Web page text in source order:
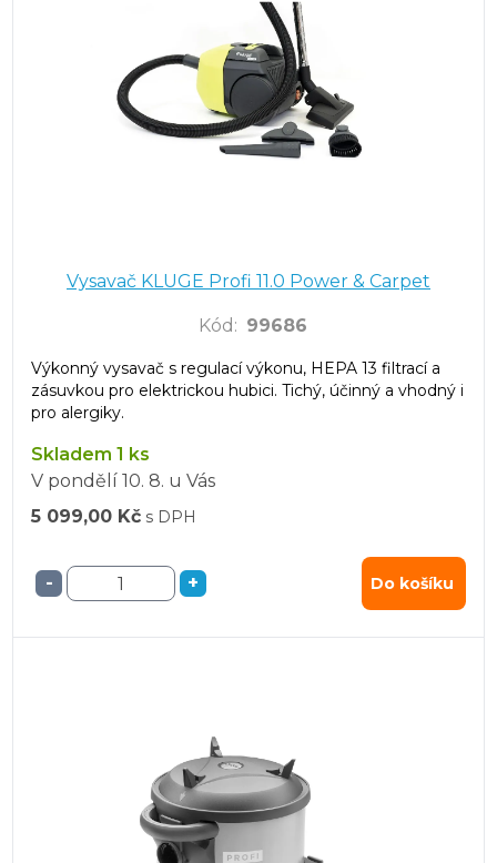
Vysavač KLUGE Profi 11.0 Power & Carpet
Kód : 99686
Výkonný vysavač s regulací výkonu, HEPA 13 filtrací a
zásuvkou pro elektrickou hubici. Tichý, účinný a vhodný i
pro alergiky.
Skladem 1 ks
V pondělí 10. 8. u Vás
5 099,00 Kč s DPH
- + Do košíku